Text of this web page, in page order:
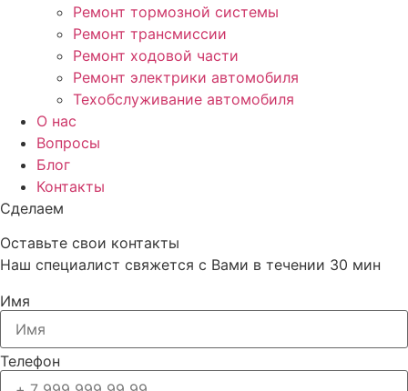
Ремонт тормозной системы
Ремонт трансмиссии
Ремонт ходовой части
Ремонт электрики автомобиля
Техобслуживание автомобиля
О нас
Вопросы
Блог
Контакты
Сделаем
Оставьте свои контакты
Наш специалист свяжется с Вами в течении 30 мин
Имя
Телефон